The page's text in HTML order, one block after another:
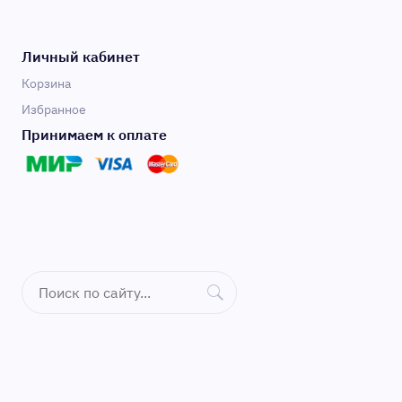
Личный кабинет
Корзина
Избранное
Принимаем к оплате